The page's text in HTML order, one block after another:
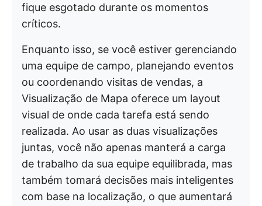
fique esgotado durante os momentos
críticos.
Enquanto isso, se você estiver gerenciando
uma equipe de campo, planejando eventos
ou coordenando visitas de vendas, a
Visualização de Mapa oferece um layout
visual de onde cada tarefa está sendo
realizada. Ao usar as duas visualizações
juntas, você não apenas manterá a carga
de trabalho da sua equipe equilibrada, mas
também tomará decisões mais inteligentes
com base na localização, o que aumentará